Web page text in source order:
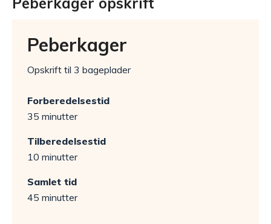
Peberkager
Opskrift til 3 bageplader
Forberedelsestid
35 minutter
Tilberedelsestid
10 minutter
Samlet tid
45 minutter